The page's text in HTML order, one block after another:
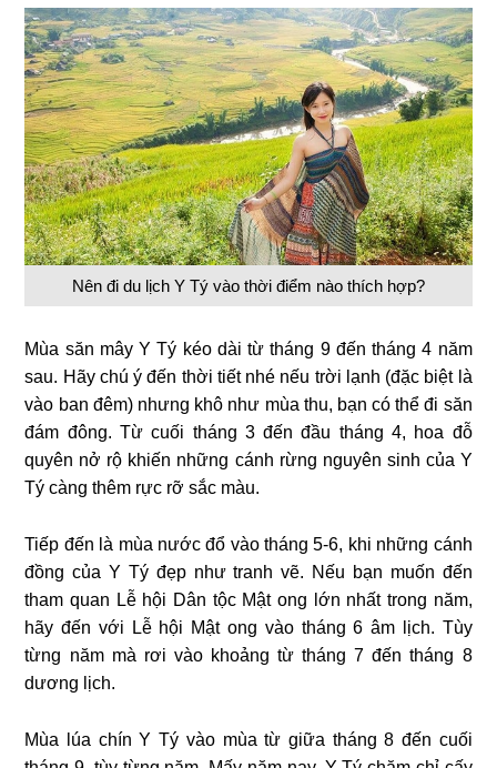
Nên đi du lịch Y Tý vào thời điểm nào thích hợp?
Mùa săn mây Y Tý kéo dài từ tháng 9 đến tháng 4 năm
sau. Hãy chú ý đến thời tiết nhé nếu trời lạnh (đặc biệt là
vào ban đêm) nhưng khô như mùa thu, bạn có thể đi săn
đám đông. Từ cuối tháng 3 đến đầu tháng 4, hoa đỗ
quyên nở rộ khiến những cánh rừng nguyên sinh của Y
Tý càng thêm rực rỡ sắc màu.
Tiếp đến là mùa nước đổ vào tháng 5-6, khi những cánh
đồng của Y Tý đẹp như tranh vẽ. Nếu bạn muốn đến
tham quan Lễ hội Dân tộc Mật ong lớn nhất trong năm,
hãy đến với Lễ hội Mật ong vào tháng 6 âm lịch. Tùy
từng năm mà rơi vào khoảng từ tháng 7 đến tháng 8
dương lịch.
Mùa lúa chín Y Tý vào mùa từ giữa tháng 8 đến cuối